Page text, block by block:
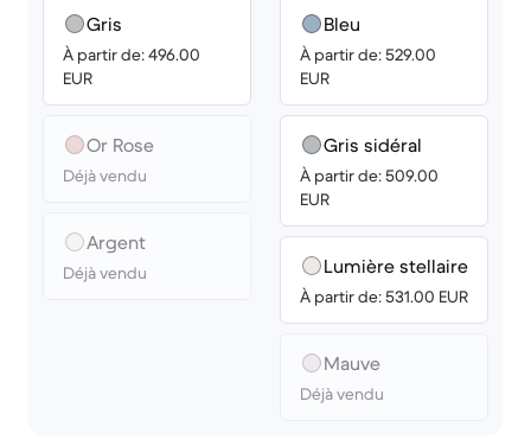
Gris
À partir de: 496.00
EUR
Or Rose
Déjà vendu
Argent
Déjà vendu
Bleu
À partir de: 529.00
EUR
Gris sidéral
À partir de: 509.00
EUR
Lumière stellaire
À partir de: 531.00 EUR
Mauve
Déjà vendu